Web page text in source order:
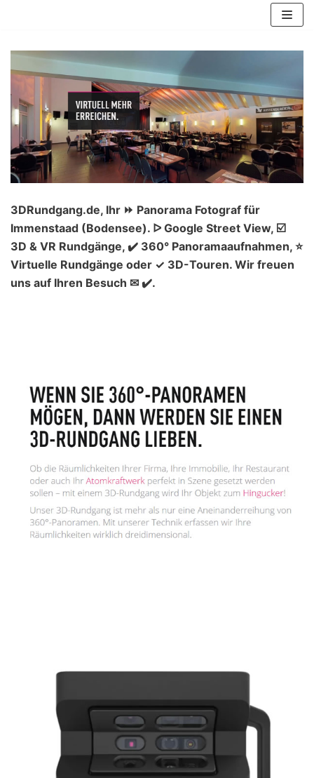
Inhalt
springen
3DRundgang.de, Ihr ⏩ Panorama Fotograf für
Immenstaad (Bodensee). ᐅ Google Street View, ☑️
3D & VR Rundgänge, ✔️ 360° Panoramaaufnahmen, ⭐
Virtuelle Rundgänge oder ✓ 3D-Touren. Wir freuen
uns auf Ihren Besuch ✉ ✔️.